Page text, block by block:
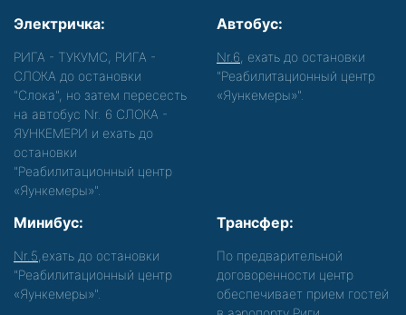
Электричка:
РИГА - ТУКУМС, РИГА -
СЛОКА до остановки
"Слока", но затем пересесть
на автобус Nr. 6 СЛОКА -
ЯУНКЕМЕРИ и ехать до
остановки
"Реабилитационный центр
«Яункемеры»".
Автобус:
Nr.6 , ехать до остановки
"Реабилитационный центр
«Яункемеры»".
Минибус:
Nr.5 ,ехать до остановки
"Реабилитационный центр
«Яункемеры»".
Трансфер:
По предварительной
договоренности центр
обеспечивает прием гостей